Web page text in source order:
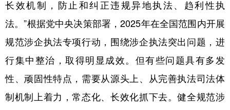
法律 中央文件 金融 汽车
食品 人居 信息化 数字经济
学术中国 乡村振兴 银龄 溯源中国
城市 旅游 能源 会展
彩票 娱乐 时尚
长效机制，防止和纠正违规异地执法、趋利性执
法。”根据党中央决策部署，2025年在全国范围内开展
规范涉企执法专项行动，围绕涉企执法突出问题，进
行集中整治，取得明显成效。但有些问题具有多发
性、顽固性特点，需要从源头上、从完善执法司法体
制机制上着力，常态化、长效化抓下去。健全规范涉